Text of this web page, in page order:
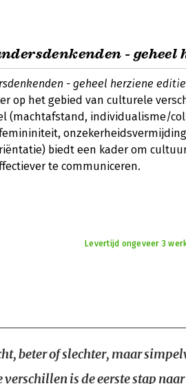
- geheel
- geheel herziene editie
op het gebied van culturele
(machtafstand, individualisme/
biedt een kader om
te communiceren.
Levertijd ongeveer 3
beter of slechter, maar
is de eerste stap